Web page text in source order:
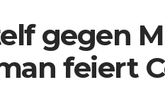
gegen
feiert